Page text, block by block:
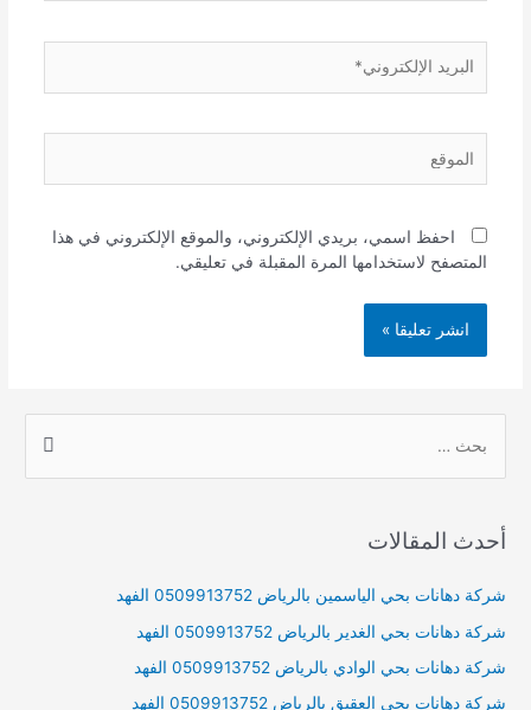
الإلكتروني*
احفظ اسمي، بريدي الإلكتروني، والموقع الإلكتروني في هذا
المتصفح لاستخدامها المرة المقبلة في تعليقي.
r
h
أحدث المقالات
شركة دهانات بحي الياسمين بالرياض 0509913752 الفهد
شركة دهانات بحي الغدير بالرياض 0509913752 الفهد
شركة دهانات بحي الوادي بالرياض 0509913752 الفهد
شركة دهانات بحي العقيق بالرياض 0509913752 الفهد